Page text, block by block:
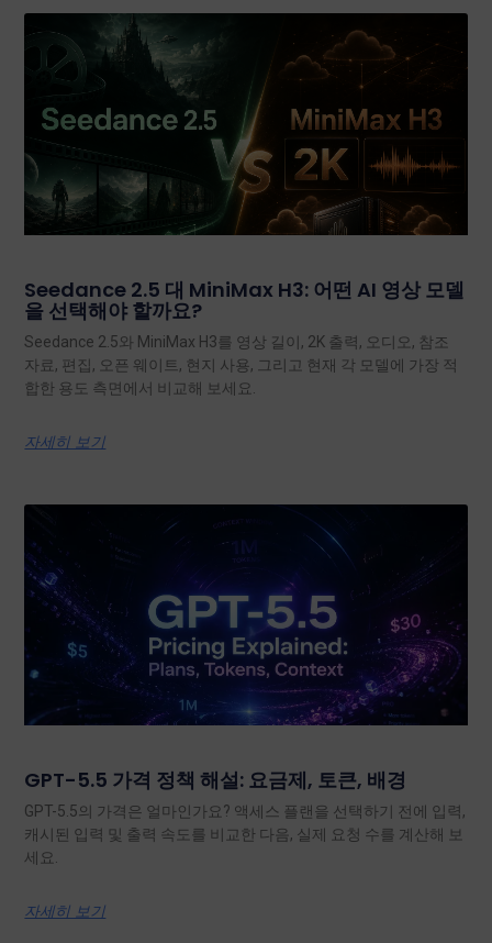
Seedance 2.5 대 MiniMax H3: 어떤 AI 영상 모델
을 선택해야 할까요?
Seedance 2.5와 MiniMax H3를 영상 길이, 2K 출력, 오디오, 참조
자료, 편집, 오픈 웨이트, 현지 사용, 그리고 현재 각 모델에 가장 적
합한 용도 측면에서 비교해 보세요.
자세히 보기
GPT-5.5 가격 정책 해설: 요금제, 토큰, 배경
GPT-5.5의 가격은 얼마인가요? 액세스 플랜을 선택하기 전에 입력,
캐시된 입력 및 출력 속도를 비교한 다음, 실제 요청 수를 계산해 보
세요.
자세히 보기